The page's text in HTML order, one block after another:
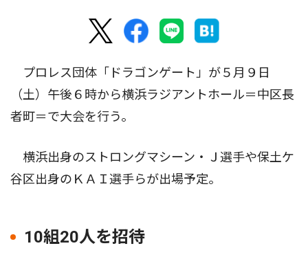
プロレス団体「ドラゴンゲート」が５月９日
（土）午後６時から横浜ラジアントホール＝中区長
者町＝で大会を行う。
横浜出身のストロングマシーン・Ｊ選手や保土ケ
谷区出身のＫＡＩ選手らが出場予定。
10組20人を招待